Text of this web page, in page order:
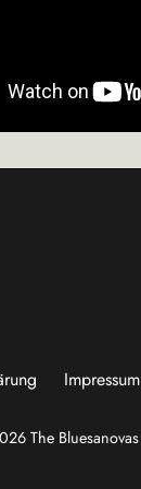
Impressum
The Bluesanovas